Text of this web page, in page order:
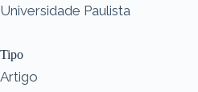
Universidade Paulista
Tipo
Artigo